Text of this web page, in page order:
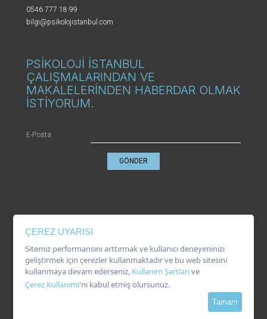
0546 777 18 99
bilgi@psikolojistanbul.com
PSİKOLOJİ İSTANBUL
ÇALIŞMALARINDAN VE
MAKALELERİNDEN HABERDAR OLMAK
İSTİYORUM.
E-Posta
GÖNDER
Çerez Kullanımı
Kullanım Şartları
ÇEREZ UYARISI
Sitemiz performansını arttırmak ve kullanıcı deneyiminizi
geliştirmek için çerezler kullanmaktadır ve bu web sitesini
kullanmaya devam ederseniz, Kullanım Şartlarıve
Çerez Kullanımı'nı kabul etmiş olursunuz.
Tamam